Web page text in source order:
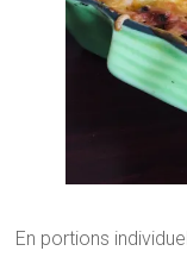
En portions